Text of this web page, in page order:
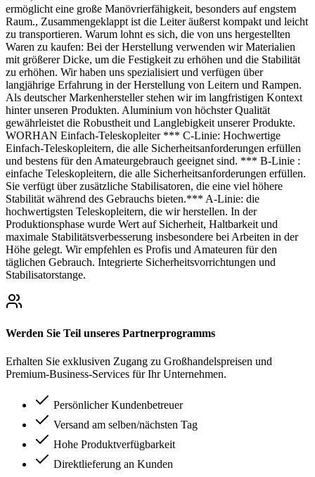
ermöglicht eine große Manövrierfähigkeit, besonders auf engstem
Raum., Zusammengeklappt ist die Leiter äußerst kompakt und leicht
zu transportieren. Warum lohnt es sich, die von uns hergestellten
Waren zu kaufen: Bei der Herstellung verwenden wir Materialien
mit größerer Dicke, um die Festigkeit zu erhöhen und die Stabilität
zu erhöhen. Wir haben uns spezialisiert und verfügen über
langjährige Erfahrung in der Herstellung von Leitern und Rampen.
Als deutscher Markenhersteller stehen wir im langfristigen Kontext
hinter unseren Produkten. Aluminium von höchster Qualität
gewährleistet die Robustheit und Langlebigkeit unserer Produkte.
WORHAN Einfach-Teleskopleiter *** C-Linie: Hochwertige
Einfach-Teleskopleitern, die alle Sicherheitsanforderungen erfüllen
und bestens für den Amateurgebrauch geeignet sind. *** B-Linie :
einfache Teleskopleitern, die alle Sicherheitsanforderungen erfüllen.
Sie verfügt über zusätzliche Stabilisatoren, die eine viel höhere
Stabilität während des Gebrauchs bieten.*** A-Linie: die
hochwertigsten Teleskopleitern, die wir herstellen. In der
Produktionsphase wurde Wert auf Sicherheit, Haltbarkeit und
maximale Stabilitätsverbesserung insbesondere bei Arbeiten in der
Höhe gelegt. Wir empfehlen es Profis und Amateuren für den
täglichen Gebrauch. Integrierte Sicherheitsvorrichtungen und
Stabilisatorstange.
Werden Sie Teil unseres Partnerprogramms
Erhalten Sie exklusiven Zugang zu Großhandelspreisen und
Premium-Business-Services für Ihr Unternehmen.
Persönlicher Kundenbetreuer
Versand am selben/nächsten Tag
Hohe Produktverfügbarkeit
Direktlieferung an Kunden